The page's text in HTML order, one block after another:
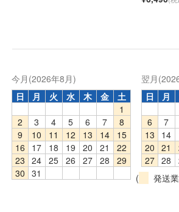
今月(2026年8月)
日
月 火 水 木 金
土
1
2
3 4 5 6 7
8
9
10 11 12 13 14
15
16
17 18 19 20 21
22
23
24 25 26 27 28
29
30
31
翌月
日
月
6
7
13
14
20
21
27 28
(
発送